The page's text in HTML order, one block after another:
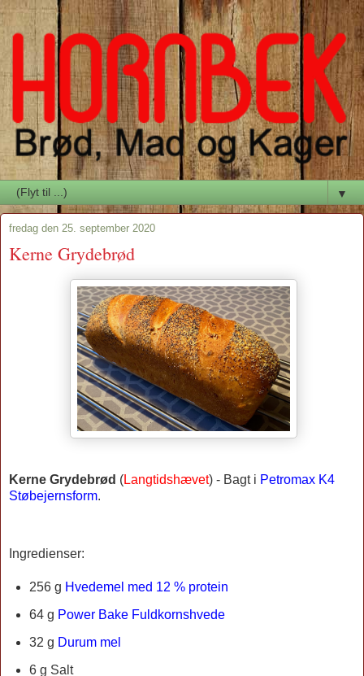
▼
fredag den 25. september 2020
Kerne Grydebrød
Kerne Grydebrød (Langtidshævet) - Bagt i Petromax K4
Støbejernsform.
Ingredienser:
256 g Hvedemel med 12 % protein
64 g Power Bake Fuldkornshvede
32 g Durum mel
6 g Salt